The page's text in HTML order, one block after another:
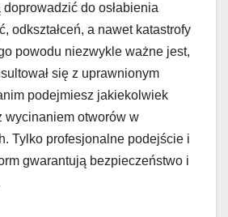
doprowadzić do osłabienia
odkształceń, a nawet katastrofy
powodu niezwykle ważne jest,
się z uprawnionym
podejmiesz jakiekolwiek
wycinaniem otworów w
Tylko profesjonalne podejście i
gwarantują bezpieczeństwo i